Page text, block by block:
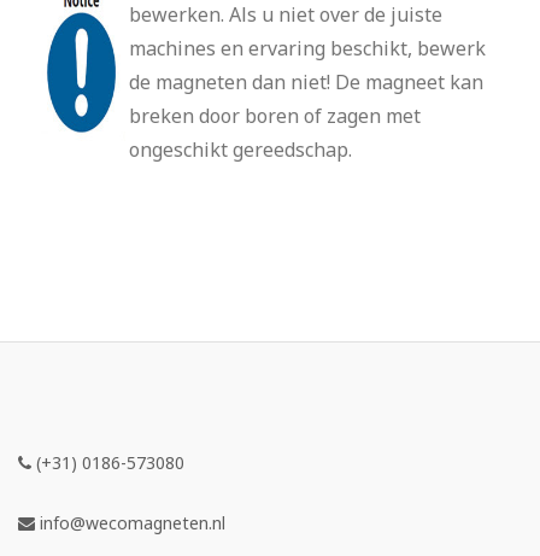
bewerken. Als u niet over de juiste
machines en ervaring beschikt, bewerk
de magneten dan niet! De magneet kan
breken door boren of zagen met
ongeschikt gereedschap.
(+31) 0186-573080
info@wecomagneten.nl